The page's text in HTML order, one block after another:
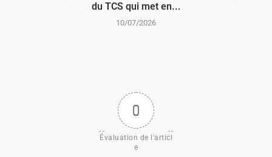
du TCS qui met en...
10/07/2026
0
Évaluation de l'articl
e